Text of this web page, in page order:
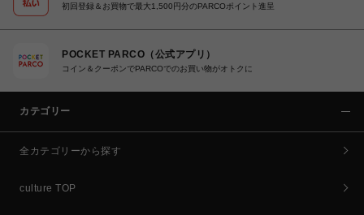
初回登録＆お買物で最大1,500円分のPARCOポイント進呈
POCKET PARCO（公式アプリ）
コイン＆クーポンでPARCOでのお買い物がオトクに
カテゴリー
全カテゴリーから探す
culture TOP